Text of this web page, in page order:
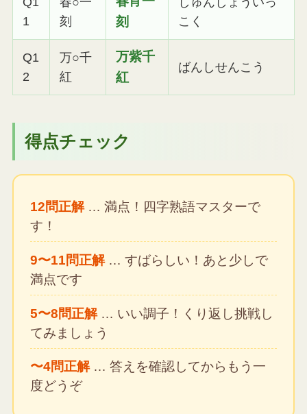
1
刻
刻
こく
Q1
2
万○千
紅
万紫千
紅
ばんしせんこう
得点チェック
12問正解… 満点！四字熟語マスターで
す！
9〜11問正解… すばらしい！あと少しで
満点です
5〜8問正解… いい調子！くり返し挑戦し
てみましょう
〜4問正解… 答えを確認してからもう一
度どうぞ